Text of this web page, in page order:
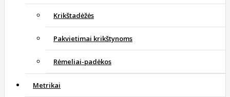
Krikštadėžės
Pakvietimai krikštynoms
Rėmeliai-padėkos
Metrikai